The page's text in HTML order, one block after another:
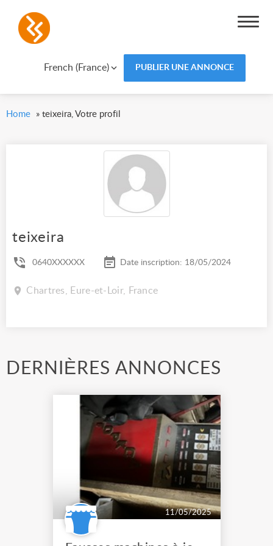
French (France) PUBLIER UNE ANNONCE
Home » teixeira, Votre profil
teixeira
0640XXXXXX Date inscription: 18/05/2024
Chartres, Eure-et-Loir, France
DERNIÈRES ANNONCES
11/05/2025